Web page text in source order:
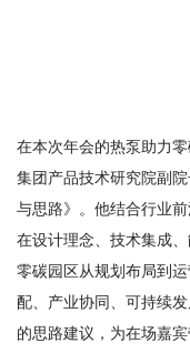
在本次年会的热泵助力
集团产品技术研究院副
与思路》。他结合行业
在设计理念、技术集成
零碳园区从规划布局到
配、产业协同、可持续
的思路建议，为在场嘉